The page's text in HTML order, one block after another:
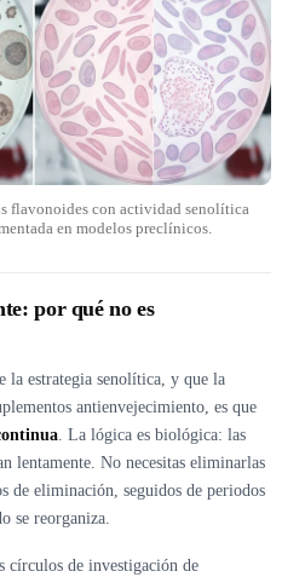
flavonoides con actividad senolítica
en modelos preclínicos.
por qué no es
la estrategia senolítica, y que la
antienvejecimiento, es que
. La lógica es biológica: las
lentamente. No necesitas eliminarlas
de eliminación, seguidos de periodos
se reorganiza.
círculos de investigación de